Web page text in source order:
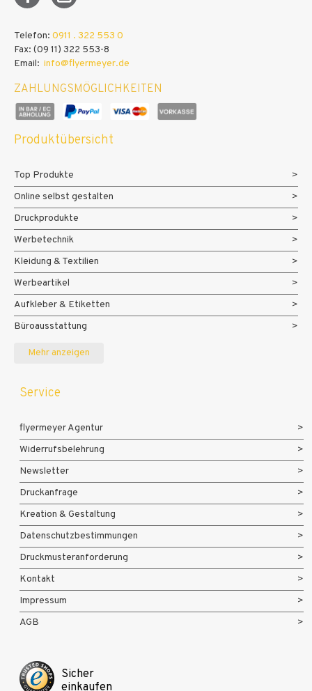
Telefon: 0911 . 322 553 0
Fax: (09 11) 322 553-8
Email: info@flyermeyer.de
ZAHLUNGSMÖGLICHKEITEN
Produktübersicht
Top Produkte
Online selbst gestalten
Druckprodukte
Werbetechnik
Kleidung & Textilien
Werbeartikel
Aufkleber & Etiketten
Büroausstattung
Messe- und Eventmaterialien
Mehr anzeigen
Service
flyermeyer Agentur
Widerrufsbelehrung
Newsletter
Druckanfrage
Kreation & Gestaltung
Datenschutzbestimmungen
Druckmusteranforderung
Kontakt
Impressum
AGB
Sicher
einkaufen